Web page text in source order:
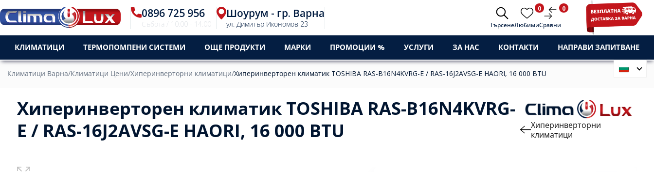
0896 725 956
Събота / 10:00 - 14:00
Шоурум - гр. Варна
ул. Димитър Икономов 23 ТърсенеЛюбими
0
Сравни
0
КЛИМАТИЦИ ТЕРМОПОМПЕНИ СИСТЕМИ ОЩЕ ПРОДУКТИ МАРКИ ПРОМОЦИИ % УСЛУГИ ЗА НАС КОНТАКТИ НАПРАВИ ЗАПИТВАНЕ
Климатици Варна/Климатици Цени/Хиперинверторни климатици/Хиперинверторен климатик TOSHIBA RAS-B16N4KVRG-E / RAS-16J2AVSG-E HAORI, 16 000 BTU
Хиперинверторен климатик TOSHIBA RAS-B16N4KVRG-
E / RAS-16J2AVSG-E HAORI, 16 000 BTU
Хиперинверторни
климатици